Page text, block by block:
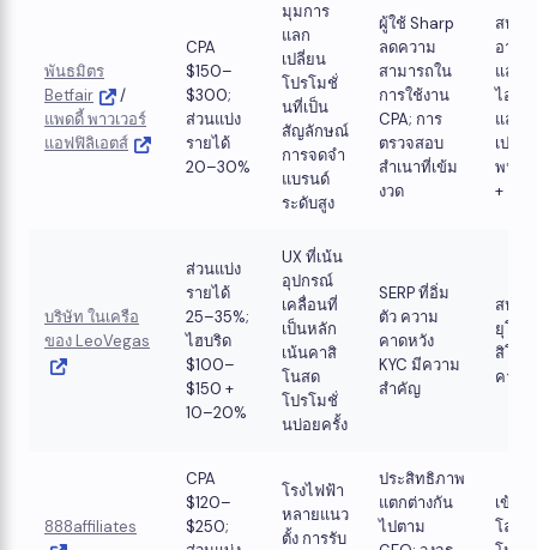
พันธมิตร
Betfair
/
แพดดี้ พาวเวอร์
แอฟฟิลิเอตส์
CPA
$150–
$300; ​​
ส่วนแบ่ง
รายได้
20–30%
มุมการ
แลก
เปลี่ยน
โปรโมชั่
นที่เป็น
สัญลักษณ์
การจดจำ
แบรนด์
ระดับสูง
ผู้ใช้ Sharp
ลดความ
สามารถใน
การใช้งาน
CPA; การ
ตรวจสอบ
สำเนาที่เข้ม
งวด
สหรา
อาณ
และ
ไอร์แ
แลก
เปลี่ย
พนัน
+ คา
บริษัท ในเครือ
ของ LeoVegas
ส่วนแบ่ง
รายได้
25–35%;
ไฮบริด
$100–
$150 +
10–20%
UX ที่เน้น
อุปกรณ์
เคลื่อนที่
เป็นหลัก
เน้นคาสิ
โนสด
โปรโมชั่
นบ่อยครั้ง
SERP ที่อิ่ม
ตัว ความ
คาดหวัง
KYC มีความ
สำคัญ
สหภ
ยุโรป
สิโนแ
คาสิ
888affiliates
CPA
$120–
$250; ​​
โรงไฟฟ้า
หลายแนว
ตั้ง การรับ
ประสิทธิภาพ
แตกต่างกัน
ไปตาม
เข้าถึ
โลก;